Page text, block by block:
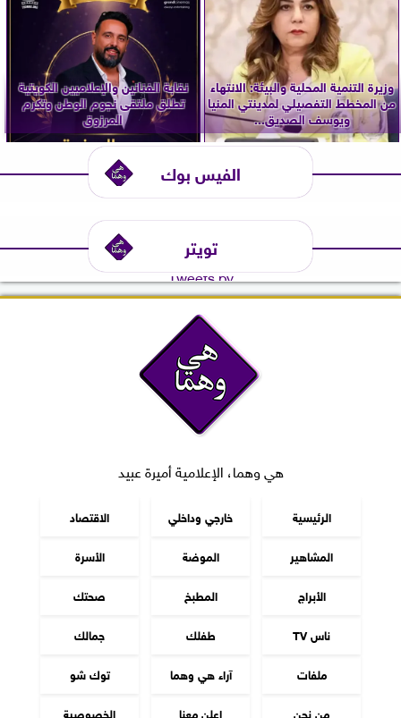
وزيرة التنمية المحلية والبيئة: الانتهاء
من المخطط التفصيلي لمدينتي المنيا
ويوسف الصديق...
نقابة الفنانين والإعلاميين الكويتية
تطلق ملتقى نجوم الوطن وتكرم
المرزوق
الفيس بوك
تويتر
Tweets by
هي وهما، الإعلامية أميرة عبيد
الرئيسية خارجي وداخلي
الاقتصاد
المشاهير
الموضة
الأسرة
الأبراج
المطبخ
صحتك
ناس TV
طفلك
جمالك
ملفات
آراء هي وهما
توك شو
من نحن
اعلن معنا الخصوصية